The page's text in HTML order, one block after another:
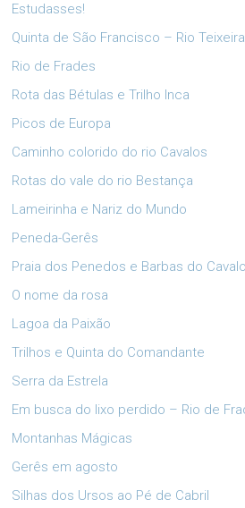
Estudasses!
Quinta de São Francisco – Rio Teixeira
Rio de Frades
Rota das Bétulas e Trilho Inca
Picos de Europa
Caminho colorido do rio Cavalos
Rotas do vale do rio Bestança
Lameirinha e Nariz do Mundo
Peneda-Gerês
Praia dos Penedos e Barbas do Cavalo
O nome da rosa
Lagoa da Paixão
Trilhos e Quinta do Comandante
Serra da Estrela
Em busca do lixo perdido – Rio de
Montanhas Mágicas
Gerês em agosto
Silhas dos Ursos ao Pé de Cabril